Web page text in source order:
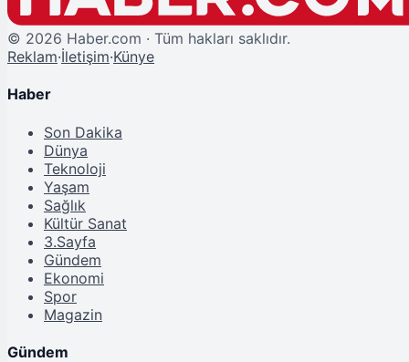
© 2026 Haber.com · Tüm hakları saklıdır.
Reklam·İletişim·Künye
Haber
Son Dakika
Dünya
Teknoloji
Yaşam
Sağlık
Kültür Sanat
3.Sayfa
Gündem
Ekonomi
Spor
Magazin
Gündem